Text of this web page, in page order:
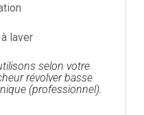
laver
selon votre
révolver basse
(professionnel).